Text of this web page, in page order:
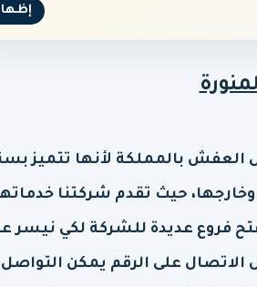
بالمملكة لأنها تتميز
حيث تقدم شركتنا
فروع عديدة للشركة لكي نيسر
الاتصال على الرقم يمكن